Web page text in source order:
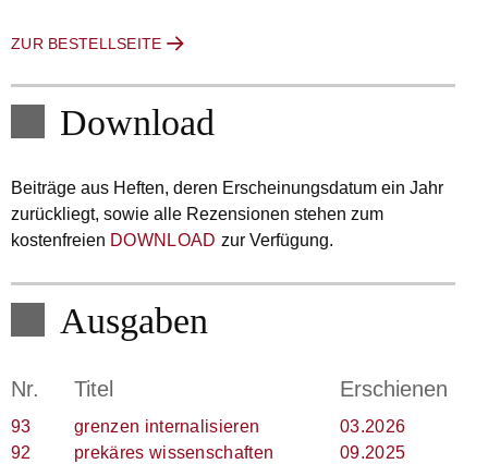
ZUR BESTELLSEITE
Download
Beiträge aus Heften, deren Erscheinungsdatum ein Jahr
zurückliegt, sowie alle Rezensionen stehen zum
kostenfreien DOWNLOAD zur Verfügung.
Ausgaben
Nr. Titel Erschienen
93 grenzen internalisieren
03.2026
92
prekäres wissenschaften 09.2025